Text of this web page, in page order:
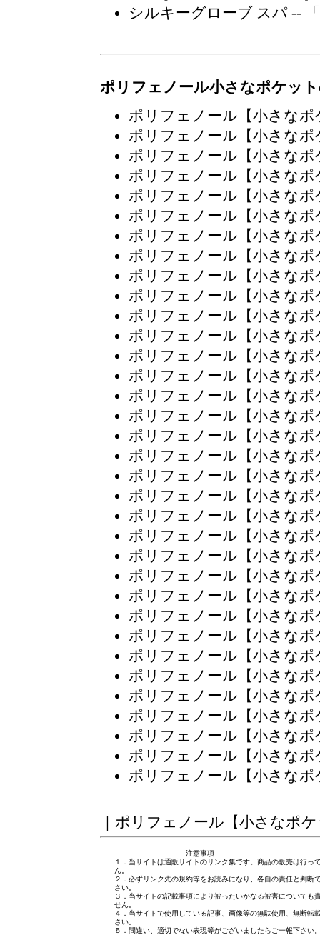
シルキーグローブ スパ --
ポリフェノール小さなポケッ
ポリフェノール【小さな
ポリフェノール【小さな
ポリフェノール【小さな
ポリフェノール【小さな
ポリフェノール【小さな
ポリフェノール【小さな
ポリフェノール【小さな
ポリフェノール【小さな
ポリフェノール【小さな
ポリフェノール【小さな
ポリフェノール【小さな
ポリフェノール【小さな
ポリフェノール【小さな
ポリフェノール【小さな
ポリフェノール【小さな
ポリフェノール【小さな
ポリフェノール【小さな
ポリフェノール【小さな
ポリフェノール【小さな
ポリフェノール【小さな
ポリフェノール【小さな
ポリフェノール【小さな
ポリフェノール【小さな
ポリフェノール【小さな
ポリフェノール【小さな
ポリフェノール【小さな
ポリフェノール【小さな
ポリフェノール【小さな
ポリフェノール【小さな
ポリフェノール【小さな
ポリフェノール【小さな
ポリフェノール【小さな
ポリフェノール【小さな
ポリフェノール【小さな
｜ ポリフェノール【小さなポ
注意事項
１．当サイトは通販サイトのリンク集です。商品の販売は行っ
ん。
２．必ずリンク先の規約等をお読みになり、各自の責任と判断
さい。
３．当サイトの記載事項により被ったいかなる被害についても
せん。
４．当サイトで使用している記事、画像等の無駄使用、無断転
さい。
５．間違い、適切でない表現等がございましたら ご一報下さい